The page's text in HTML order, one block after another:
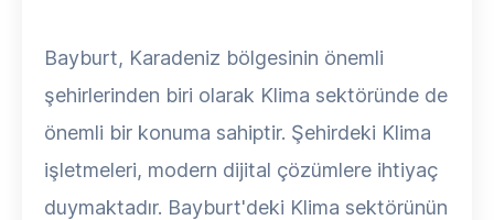
Bayburt, Karadeniz bölgesinin önemli
şehirlerinden biri olarak Klima sektöründe de
önemli bir konuma sahiptir. Şehirdeki Klima
işletmeleri, modern dijital çözümlere ihtiyaç
duymaktadır. Bayburt'deki Klima sektörünün